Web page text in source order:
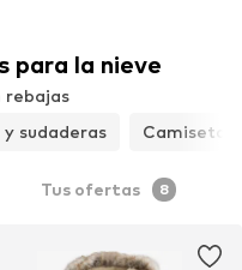
para la nieve
rebajas
y sudaderas Camisetas
Tus ofertas 8